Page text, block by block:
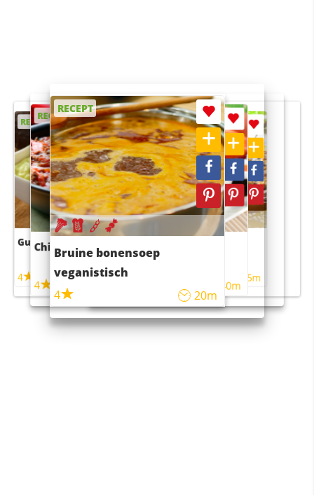
RECEPT
Guacamole
4
RECEPT
Chili con carne
4
RECEPT
Bruine bonensoep
veganistisch
4
20m
RECEPT
Sushi rijstsalade
maaltijdsalade
40m
RECEPT
4 55m